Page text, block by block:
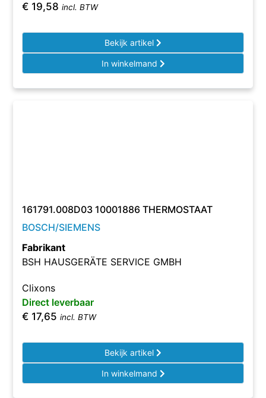
€ 19,58 incl. BTW
Bekijk artikel
In winkelmand
161791.008D03 10001886 THERMOSTAAT
BOSCH/SIEMENS
Fabrikant
BSH HAUSGERÄTE SERVICE GMBH
Clixons
Direct leverbaar
€ 17,65 incl. BTW
Bekijk artikel
In winkelmand